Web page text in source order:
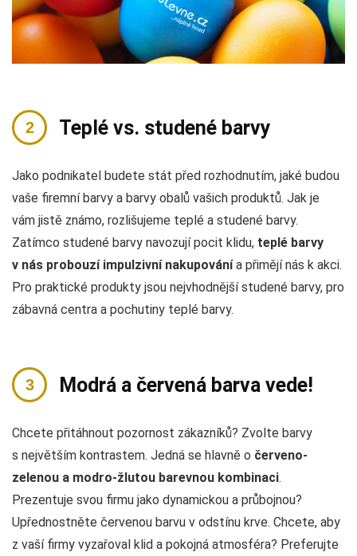
Teplé vs. studené barvy
Jako podnikatel budete stát před rozhodnutím, jaké budou
vaše firemní barvy a barvy obalů vašich produktů. Jak je
vám jistě známo, rozlišujeme teplé a studené barvy.
Zatímco studené barvy navozují pocit klidu, teplé barvy
v nás probouzí impulzivní nakupovánía přimějí nás k akci.
Pro praktické produkty jsou nejvhodnější studené barvy, pro
zábavná centra a pochutiny teplé barvy.
Modrá a červená barva vede!
Chcete přitáhnout pozornost zákazníků? Zvolte barvy
s největším kontrastem. Jedná se hlavně o červeno-
zelenou a modro-žlutou barevnou kombinaci.
Prezentuje svou firmu jako dynamickou a průbojnou?
Upřednostněte červenou barvu v odstínu krve. Chcete, aby
z vaší firmy vyzařoval klid a pokojná atmosféra? Preferujte